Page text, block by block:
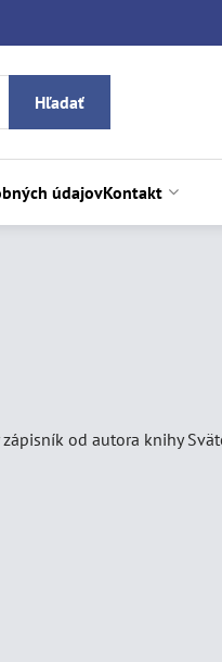
Hľadať
údajovKontakt
od autora knihy